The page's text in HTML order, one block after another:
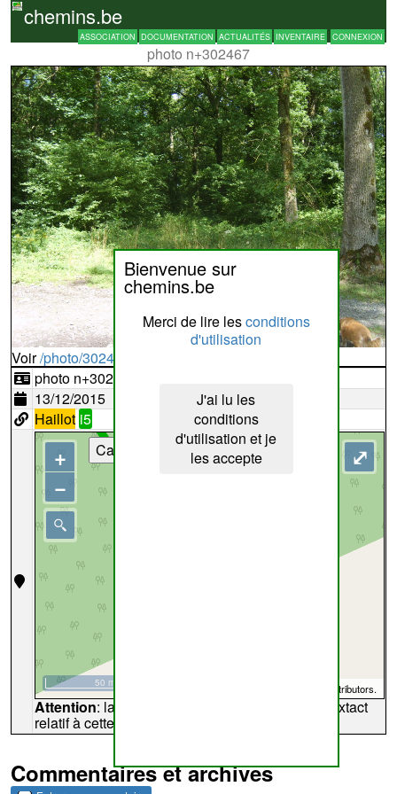
chemins.be
ASSOCIATION DOCUMENTATION ACTUALITÉS INVENTAIRE CONNEXION
photo n+302467
Bienvenue sur
chemins.be
Merci de lire lesconditions
d'utilisation
J'ai lu les
conditions
d'utilisation et je
les accepte
Voir/photo/302467?typ=d
photo n+302467
13/12/2015
Haillot i5
contributors.
50 m
+
−
⤢
Cartes
Attention: la carte peut ne pas refléter l'endroit extact
relatif à cette archive
Commentaires et archives